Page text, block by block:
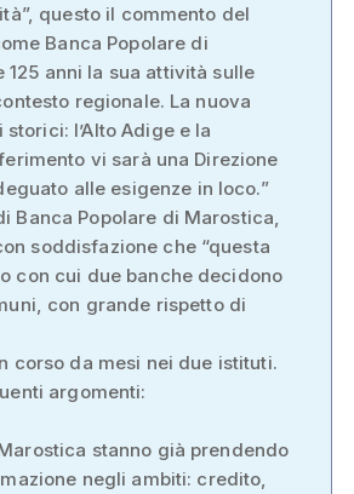
questo il commento del
Banca Popolare di
anni la sua attività sulle
regionale. La nuova
l’Alto Adige e la
vi sarà una Direzione
alle esigenze in loco.”
Popolare di Marostica,
soddisfazione che “questa
con cui due banche decidono
con grande rispetto di
corso da mesi nei due istituti.
argomenti:
stanno già prendendo
negli ambiti: credito,